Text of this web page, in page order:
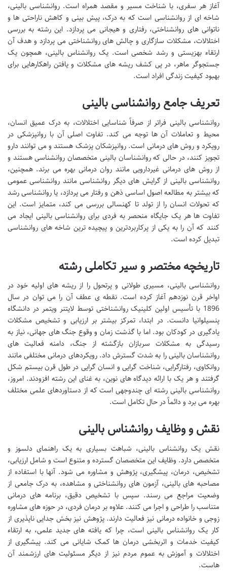
آغاز هر سفری، با شناخت مسیر و مقصد همراه است. روانشناسی بالینی،
شاخه ای از روانشناسی است که به درک، پیش بینی و کاهش ناراحتی ها و
ناتوانی های روانشناختی، رفتاری و هیجانی می پردازد. این رشته به بررسی
اختلالات، مشکلات سازگاری و چالش های روانشناختی می پردازد و هدف آن
ارتقاء بهزیستی و رشد شخصی است. یک روانشناس بالینی، همچون یک
جستجوگر ماهر، در پی کشف ریشه های مشکلات و یافتن راهکارهایی برای
بهبود کیفیت زندگی افراد است.
تعریف جامع روانشناسی بالینی
روانشناسی بالینی فراتر از صرفاً شناسایی اختلالات، به درک عمیق انسان،
محیط و تعاملات آن ها توجه می کند. تفاوت اصلی آن با روانپزشکی در
رویکرد و روش های درمانی است. روانپزشکان پزشک هستند و می توانند دارو
تجویز کنند، در حالی که روانشناسان بالینی متخصصان روانشناسی هستند و
از روش های درمانی غیردارویی مانند روان درمانی بهره می برند. همچنین،
روانشناسی بالینی از گرایش های دیگر روانشناسی مانند روانشناسی عمومی
که بیشتر به مطالعه اصول اساسی ذهن و رفتار می پردازد، یا روانشناسی رشد
که تحولات انسان را از تولد تا کهنسالی بررسی می کند، متمایز است. این
تفاوت ها هر یک جایگاه منحصر به فردی برای روانشناسی بالینی ایجاد می
کنند که آن را به یکی از پرکاربردترین و پیچیده ترین شاخه های روانشناسی
تبدیل کرده است.
تاریخچه مختصر و سیر تکاملی رشته
روانشناسی بالینی، مسیری طولانی و پرتحول را از ریشه های اولیه خود در
اواخر قرن نوزدهم آغاز کرده است. نقطه ی عطف آن را می توان در سال
1896 با تأسیس اولین کلینیک روانشناختی توسط لایتنر ویتمر در دانشگاه
پنسیلوانیا دانست. در ابتدا، تمرکز بیشتر بر ارزیابی و تشخیص مشکلات
یادگیری در کودکان بود. اما با گذشت زمان و وقوع جنگ های جهانی، نیاز به
رسیدگی به مشکلات سربازان بازگشته از جنگ، دامنه فعالیت های
روانشناسان بالینی را به شدت گسترش داد. رویکردهای درمانی مختلفی مانند
روانکاوی، رفتارگرایی، شناخت گرایی و انسان گرایی در طول قرن بیستم شکل
گرفتند و هر یک با ارائه دیدگاه های نوین، به غنای این رشته افزودند. امروز،
روانشناسی بالینی رشته ای چندوجهی است که از دستاوردهای علمی مختلف
بهره می برد و دائماً در حال تکامل است.
نقش و وظایف روانشناس بالینی
نقش یک روانشناس بالینی، شباهت بسیاری به یک راهنمای دلسوز و
متخصص دارد. وظایف این متخصصان گسترده و متنوع است و شامل ارزیابی،
تشخیص، درمان، پیشگیری، پژوهش و مشاوره می شود. آنها با استفاده از
مصاحبه های بالینی، آزمون های روانشناختی و مشاهده، به درک جامعی از
وضعیت مراجع می رسند. سپس با تشخیص دقیق، برنامه های درمانی
متناسب را طراحی و اجرا می کنند. علاوه بر درمان فردی، در حوزه های مشاوره
زوجی و خانواده درمانی نیز فعالیت دارند. پژوهش نیز بخش جدایی ناپذیری از
کار یک روانشناس بالینی است، چرا که یافته های جدید علمی، به ارتقاء
کیفیت خدمات و اثربخشی درمان ها کمک شایانی می کند. پیشگیری از
اختلالات و آموزش به عموم مردم نیز از دیگر مسئولیت های ارزشمند آن
هاست.